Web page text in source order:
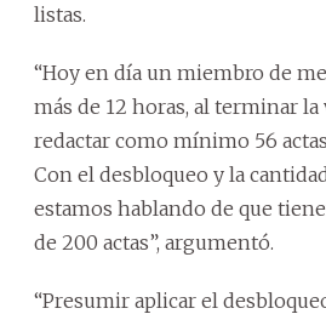
listas.
“Hoy en día un miembro de
más de 12 horas, al terminar
redactar como mínimo 56
Con el desbloqueo y la
estamos hablando de que
de 200 actas”, argumentó.
“Presumir aplicar el